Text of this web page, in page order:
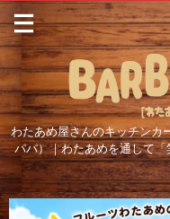
わたあめ屋さんのキッチンカ
パパ）｜わたあめを通して